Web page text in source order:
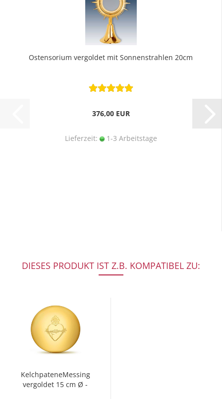
Ostensorium vergoldet mit Sonnenstrahlen 20cm
376,00 EUR
Lieferzeit: 1-3 Arbeitstage
DIESES PRODUKT IST Z.B. KOMPATIBEL ZU:
KelchpateneMessing
vergoldet 15 cm Ø -